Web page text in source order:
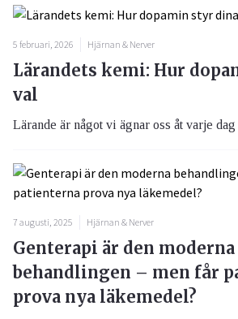
5 februari, 2026 Hjärnan & Nerver
Lärandets kemi: Hur
val
Lärande är något vi ägnar oss åt varje dag
7 augusti, 2025 Hjärnan & Nerver
Genterapi är den moderna
behandlingen – men får
prova nya läkemedel?